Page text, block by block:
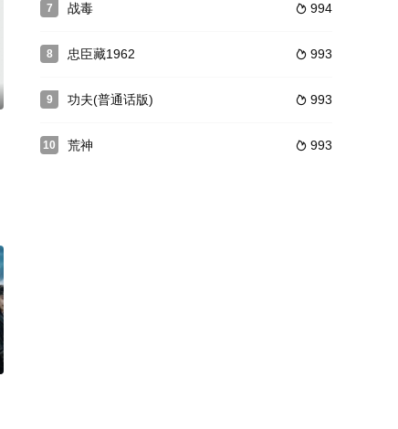
任务押送至法庭受审。
森（杰森·斯坦森 饰）本想就此隔绝过往，一场风暴却让
义执言，遭多方联手构
库银两，身陷囹圄在即，叶庭急召其子叶护相见。叶护心知父
7  994
战毒
8  993
忠臣藏1962
9  993
功夫(普通话版)
10  993
荒神